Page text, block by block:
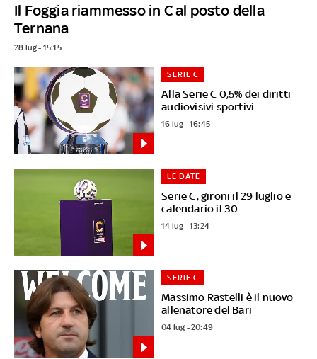
Il Foggia riammesso in C al posto della
Ternana
28 lug - 15:15
Alla Serie C 0,5% dei diritti
audiovisivi sportivi
SERIE C
16 lug - 16:45
Serie C, gironi il 29 luglio e
calendario il 30
LE DATE
14 lug - 13:24
Massimo Rastelli è il nuovo
allenatore del Bari
SERIE C
04 lug - 20:49